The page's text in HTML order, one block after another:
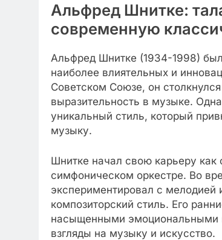
Альфред Шнитке:
современную
Альфред Шнитке (1934-1998)
наиболее влиятельных и
Советском Союзе, он
выразительность в музыке.
уникальный стиль, который
музыку.
Шнитке начал свою карьеру как
симфоническом оркестре. Во
экспериментировал с мелодией
композиторский стиль. Его
насыщенными эмоциональными
взгляды на музыку и искусство.